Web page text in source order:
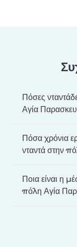
Πόσες
Αγία
Πόσα χρόνια
νταντά στην
Ποια είναι η
πόλη Αγία